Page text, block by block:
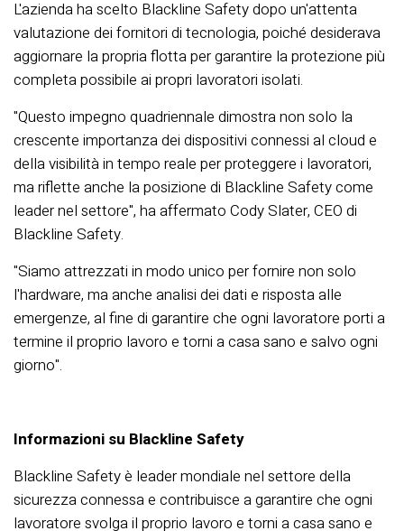
L'azienda ha scelto Blackline Safety dopo un'attenta
valutazione dei fornitori di tecnologia, poiché desiderava
aggiornare la propria flotta per garantire la protezione più
completa possibile ai propri lavoratori isolati.
"Questo impegno quadriennale dimostra non solo la
crescente importanza dei dispositivi connessi al cloud e
della visibilità in tempo reale per proteggere i lavoratori,
ma riflette anche la posizione di Blackline Safety come
leader nel settore", ha affermato Cody Slater, CEO di
Blackline Safety.
"Siamo attrezzati in modo unico per fornire non solo
l'hardware, ma anche analisi dei dati e risposta alle
emergenze, al fine di garantire che ogni lavoratore porti a
termine il proprio lavoro e torni a casa sano e salvo ogni
giorno".
Informazioni su Blackline Safety
Blackline Safety è leader mondiale nel settore della
sicurezza connessa e contribuisce a garantire che ogni
lavoratore svolga il proprio lavoro e torni a casa sano e